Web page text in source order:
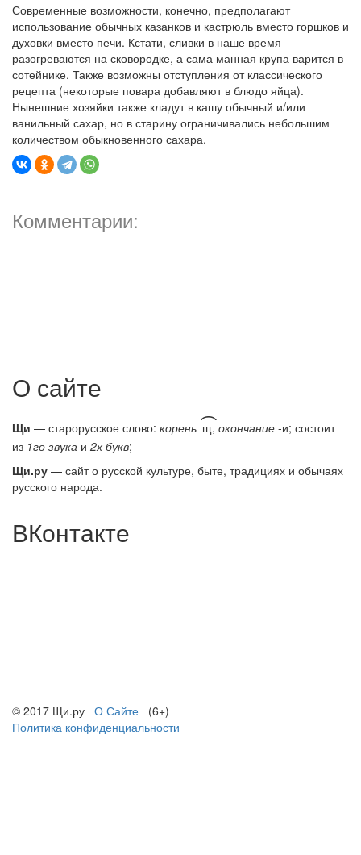
Современные возможности, конечно, предполагают
использование обычных казанков и кастрюль вместо горшков и
духовки вместо печи. Кстати, сливки в наше время
разогреваются на сковородке, а сама манная крупа варится в
сотейнике. Также возможны отступления от классического
рецепта (некоторые повара добавляют в блюдо яйца).
Нынешние хозяйки также кладут в кашу обычный и/или
ванильный сахар, но в старину ограничивались небольшим
количеством обыкновенного сахара.
Комментарии:
О сайте
Щи — старорусское слово: корень ͡щ, окончание -и; состоит
из 1го звука и 2х букв;
Щи.ру — сайт о русской культуре, быте, традициях и обычаях
русского народа.
ВКонтакте
© 2017 Щи.ру О Сайте (6+)
Политика конфиденциальности